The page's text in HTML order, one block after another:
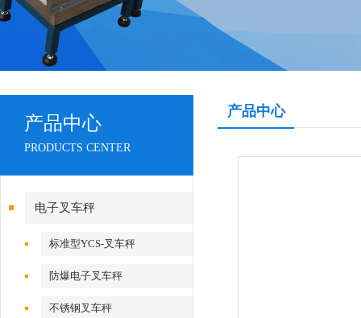
产品中心
PRODUCTS CENTER
电子叉车秤
标准型YCS-叉车秤
防爆电子叉车秤
不锈钢叉车秤
产品中心